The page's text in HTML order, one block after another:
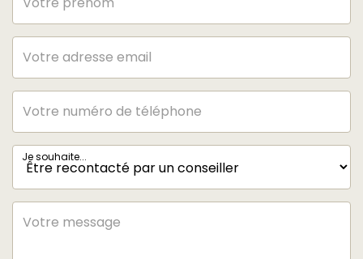
Je souhaite...